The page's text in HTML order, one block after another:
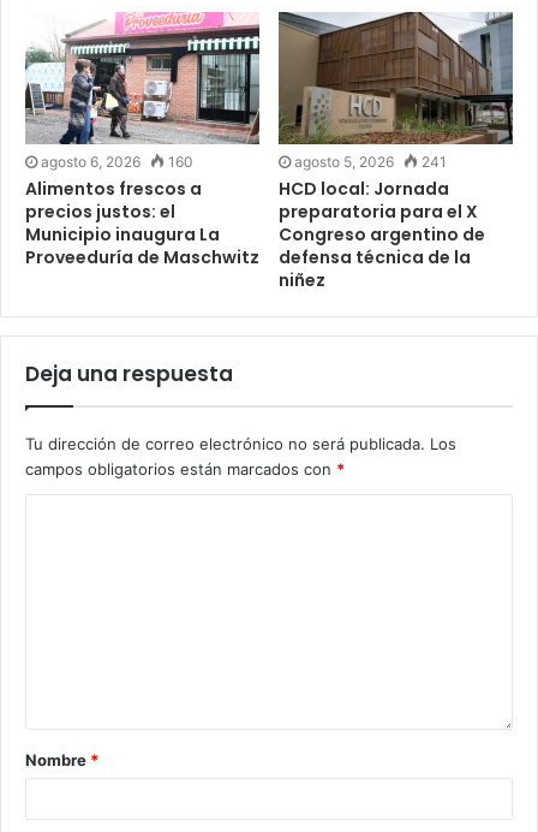
agosto 6, 2026 160
Alimentos frescos a
precios justos: el
Municipio inaugura La
Proveeduría de Maschwitz
agosto 5, 2026 241
HCD local: Jornada
preparatoria para el X
Congreso argentino de
defensa técnica de la
niñez
Deja una respuesta
Tu dirección de correo electrónico no será publicada. Los
campos obligatorios están marcados con *
Nombre *